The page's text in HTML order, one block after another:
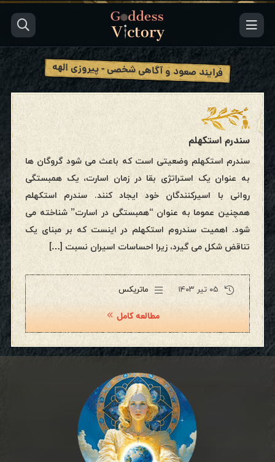
فرایند صعود و آگاهی شخصی - پیروزی الهه
سندرم استکهلم
سندرم استکهلم وضعیتی است که باعث می شود گروگان ها
به عنوان یک استراتژی بقا در زمان اسارت، یک همبستگی
روانی با اسیرکنندگان خود ایجاد کنند. سندرم استکهلم
همچنین عموما به عنوان “همبستگی در اسارت” شناخته می
شود. اهمیت سندروم استکهلم در اینست که بر مبنای یک
تناقض شکل می گیرد، زیرا احساسات اسیران نسبت […]
۰۵ تیر ۱۴۰۳ ماتریکس
مطالعه کامل